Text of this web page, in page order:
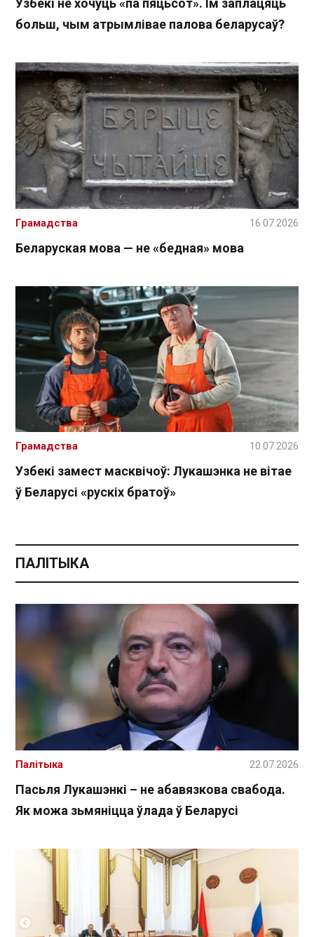
Узбекі не хочуць «па пяцьсот». Ім заплацяць
больш, чым атрымлівае палова беларусаў?
Беларуская мова — не «бедная» мова
Грамадства 16.07.2026
Узбекі замест масквічоў: Лукашэнка не вітае
ў Беларусі «рускіх братоў»
Грамадства 10.07.2026
ПАЛІТЫКА
Пасьля Лукашэнкі – не абавязкова свабода.
Як можа зьмяніцца ўлада ў Беларусі
Палітыка 22.07.2026